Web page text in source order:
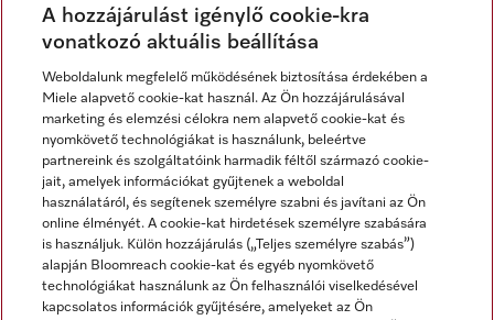
Hírlevél
Miele a YouTube-on
Miele a Facebookon
Miele az Instagramon
A hozzájárulást igénylő cookie-kra
vonatkozó aktuális beállítása
Weboldalunk megfelelő működésének biztosítása érdekében a
Miele alapvető cookie-kat használ. Az Ön hozzájárulásával
marketing és elemzési célokra nem alapvető cookie-kat és
nyomkövető technológiákat is használunk, beleértve
partnereink és szolgáltatóink harmadik féltől származó cookie-
jait, amelyek információkat gyűjtenek a weboldal
használatáról, és segítenek személyre szabni és javítani az Ön
online élményét. A cookie-kat hirdetések személyre szabására
is használjuk. Külön hozzájárulás („Teljes személyre szabás”)
alapján Bloomreach cookie-kat és egyéb nyomkövető
technológiákat használunk az Ön felhasználói viselkedésével
kapcsolatos információk gyűjtésére, amelyeket az Ön